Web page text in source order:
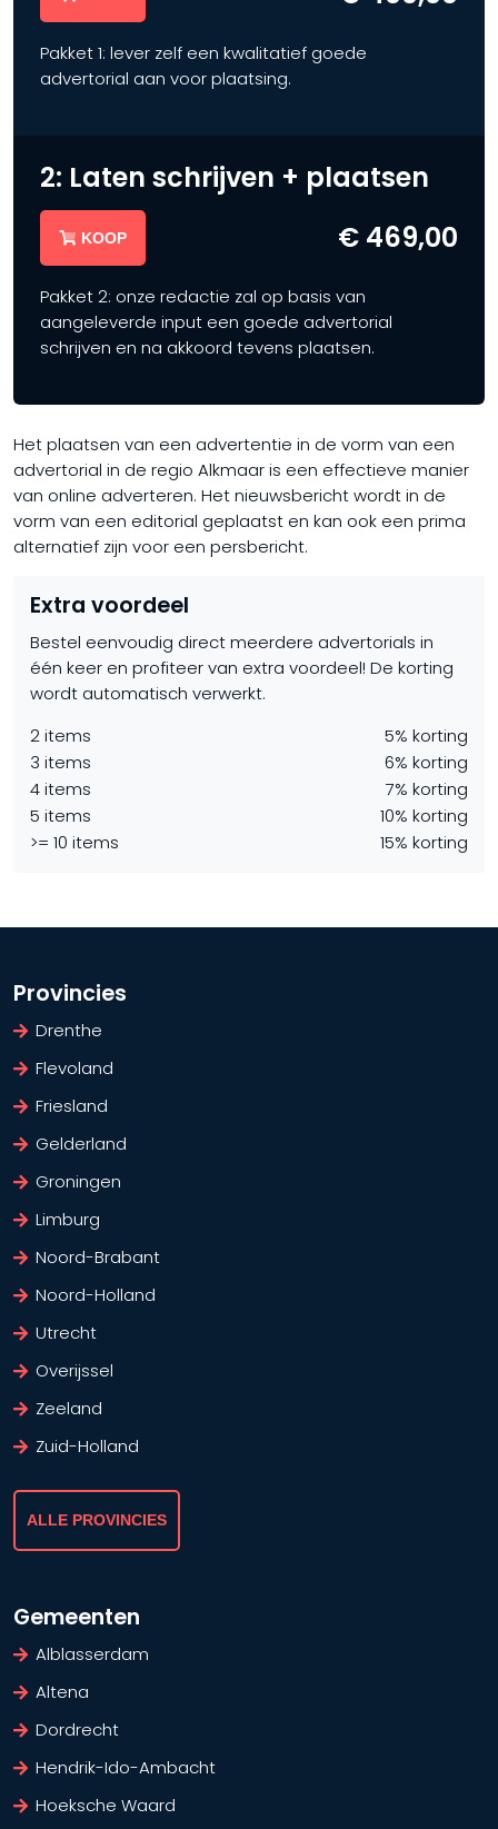
Pakket 1: lever zelf een kwalitatief goede
advertorial aan voor plaatsing.
2: Laten schrijven + plaatsen
€ 469,00
KOOP
Pakket 2: onze redactie zal op basis van
aangeleverde input een goede advertorial
schrijven en na akkoord tevens plaatsen.
Het plaatsen van een advertentie in de vorm van een
advertorial in de regio Alkmaar is een effectieve manier
van online adverteren. Het nieuwsbericht wordt in de
vorm van een editorial geplaatst en kan ook een prima
alternatief zijn voor een persbericht.
Extra voordeel
Bestel eenvoudig direct meerdere advertorials in
één keer en profiteer van extra voordeel! De korting
wordt automatisch verwerkt.
2 items
5% korting
3 items
6% korting
4 items
7% korting
5 items
10% korting
>= 10 items
15% korting
Provincies
Drenthe
Flevoland
Friesland
Gelderland
Groningen
Limburg
Noord-Brabant
Noord-Holland
Utrecht
Overijssel
Zeeland
Zuid-Holland
ALLE PROVINCIES
Gemeenten
Alblasserdam
Altena
Dordrecht
Hendrik-Ido-Ambacht
Hoeksche Waard